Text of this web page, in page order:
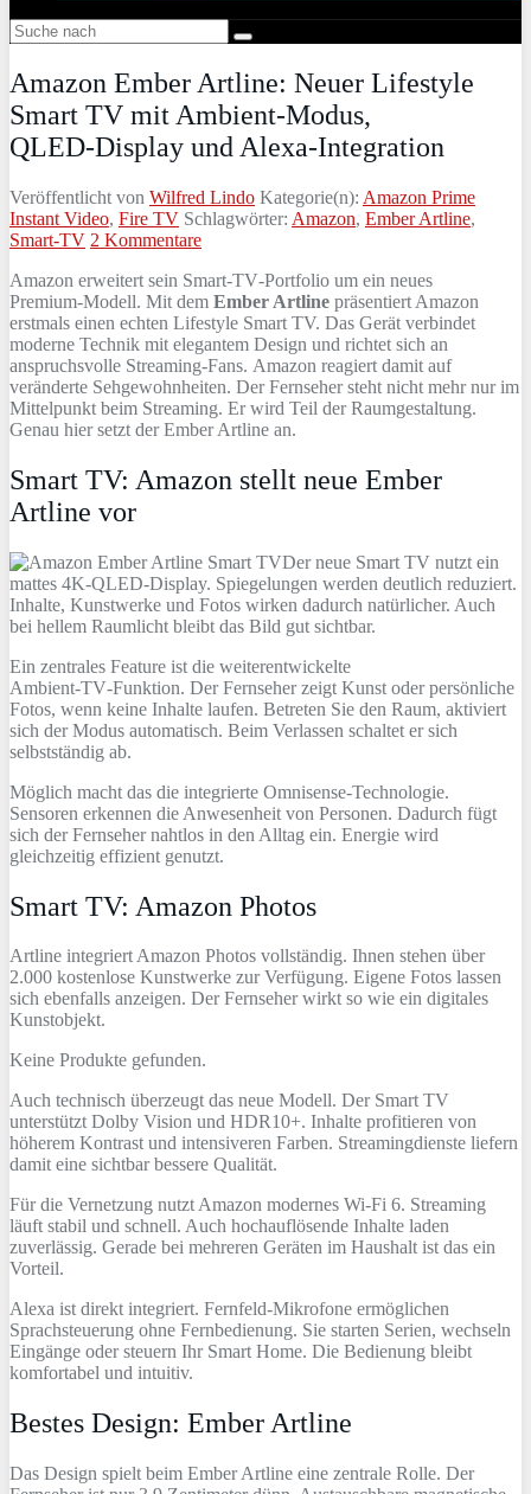
Amazon Ember Artline: Neuer Lifestyle
Smart TV mit Ambient‑Modus,
QLED‑Display und Alexa‑Integration
Veröffentlicht von Wilfred Lindo Kategorie(n): Amazon Prime
Instant Video, Fire TV Schlagwörter: Amazon, Ember Artline,
Smart-TV 2 Kommentare
Amazon erweitert sein Smart‑TV‑Portfolio um ein neues
Premium‑Modell. Mit dem Ember Artline präsentiert Amazon
erstmals einen echten Lifestyle Smart TV. Das Gerät verbindet
moderne Technik mit elegantem Design und richtet sich an
anspruchsvolle Streaming‑Fans. Amazon reagiert damit auf
veränderte Sehgewohnheiten. Der Fernseher steht nicht mehr nur im
Mittelpunkt beim Streaming. Er wird Teil der Raumgestaltung.
Genau hier setzt der Ember Artline an.
Smart TV: Amazon stellt neue Ember
Artline vor
Der neue Smart TV nutzt ein
mattes 4K‑QLED‑Display. Spiegelungen werden deutlich reduziert.
Inhalte, Kunstwerke und Fotos wirken dadurch natürlicher. Auch
bei hellem Raumlicht bleibt das Bild gut sichtbar.
Ein zentrales Feature ist die weiterentwickelte
Ambient‑TV‑Funktion. Der Fernseher zeigt Kunst oder persönliche
Fotos, wenn keine Inhalte laufen. Betreten Sie den Raum, aktiviert
sich der Modus automatisch. Beim Verlassen schaltet er sich
selbstständig ab.
Möglich macht das die integrierte Omnisense‑Technologie.
Sensoren erkennen die Anwesenheit von Personen. Dadurch fügt
sich der Fernseher nahtlos in den Alltag ein. Energie wird
gleichzeitig effizient genutzt.
Smart TV: Amazon Photos
Artline integriert Amazon Photos vollständig. Ihnen stehen über
2.000 kostenlose Kunstwerke zur Verfügung. Eigene Fotos lassen
sich ebenfalls anzeigen. Der Fernseher wirkt so wie ein digitales
Kunstobjekt.
Keine Produkte gefunden.
Auch technisch überzeugt das neue Modell. Der Smart TV
unterstützt Dolby Vision und HDR10+. Inhalte profitieren von
höherem Kontrast und intensiveren Farben. Streamingdienste liefern
damit eine sichtbar bessere Qualität.
Für die Vernetzung nutzt Amazon modernes Wi‑Fi 6. Streaming
läuft stabil und schnell. Auch hochauflösende Inhalte laden
zuverlässig. Gerade bei mehreren Geräten im Haushalt ist das ein
Vorteil.
Alexa ist direkt integriert. Fernfeld‑Mikrofone ermöglichen
Sprachsteuerung ohne Fernbedienung. Sie starten Serien, wechseln
Eingänge oder steuern Ihr Smart Home. Die Bedienung bleibt
komfortabel und intuitiv.
Bestes Design: Ember Artline
Das Design spielt beim Ember Artline eine zentrale Rolle. Der